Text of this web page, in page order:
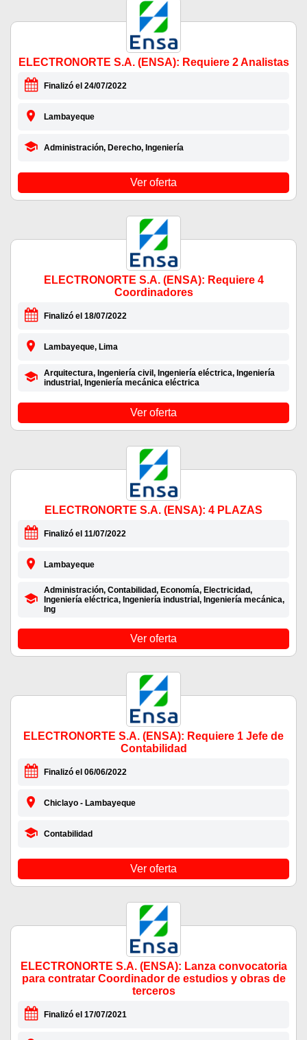
ELECTRONORTE S.A. (ENSA): Requiere 2 Analistas
Finalizó el 24/07/2022
Lambayeque
Administración, Derecho, Ingeniería
Ver oferta
ELECTRONORTE S.A. (ENSA): Requiere 4
Coordinadores
Finalizó el 18/07/2022
Lambayeque, Lima
Arquitectura, Ingeniería civil, Ingeniería eléctrica, Ingeniería
industrial, Ingeniería mecánica eléctrica
Ver oferta
ELECTRONORTE S.A. (ENSA): 4 PLAZAS
Finalizó el 11/07/2022
Lambayeque
Administración, Contabilidad, Economía, Electricidad,
Ingeniería eléctrica, Ingeniería industrial, Ingeniería mecánica,
Ing
Ver oferta
ELECTRONORTE S.A. (ENSA): Requiere 1 Jefe de
Contabilidad
Finalizó el 06/06/2022
Chiclayo - Lambayeque
Contabilidad
Ver oferta
ELECTRONORTE S.A. (ENSA): Lanza convocatoria
para contratar Coordinador de estudios y obras de
terceros
Finalizó el 17/07/2021